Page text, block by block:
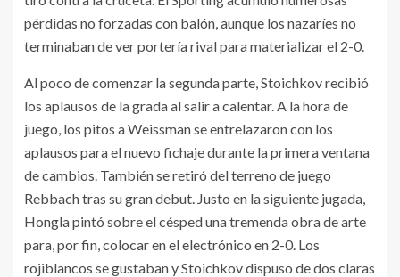
pérdidas no forzadas con balón, aunque los nazaríes no
terminaban de ver portería rival para materializar el 2-0.
Al poco de comenzar la segunda parte, Stoichkov recibió
los aplausos de la grada al salir a calentar. A la hora de
juego, los pitos a Weissman se entrelazaron con los
aplausos para el nuevo fichaje durante la primera ventana
de cambios. También se retiró del terreno de juego
Rebbach tras su gran debut. Justo en la siguiente jugada,
Hongla pintó sobre el césped una tremenda obra de arte
para, por fin, colocar en el electrónico en 2-0. Los
rojiblancos se gustaban y Stoichkov dispuso de dos claras